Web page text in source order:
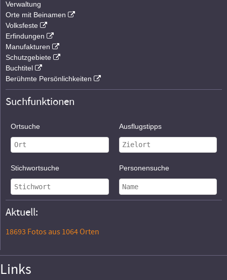
Verwaltung
Orte mit Beinamen
Volksfeste
Erfindungen
Manufakturen
Schutzgebiete
Buchtitel
Berühmte Persönlichkeiten
Suchfunktionen
Ortsuche Ausflugstipps
Stichwortsuche Personensuche
Aktuell:
18693 Fotos aus 1064 Orten
Links